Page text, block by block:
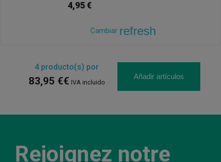
4,95 €
Cambiar refresh
4producto(s) por
83,95 €€ IVA incluido
Añadir artículos
Rejoignez notre